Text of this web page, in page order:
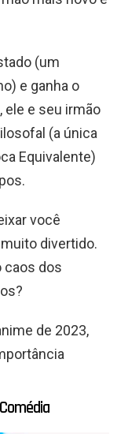
(um
e ganha o
e seu irmão
(a única
Equivalente)
você
divertido.
caos dos
de 2023,